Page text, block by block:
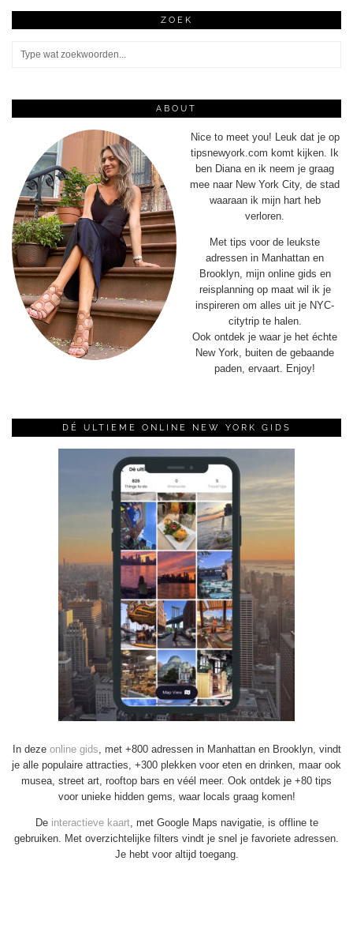
ZOEK
ABOUT
Nice to meet you! Leuk dat je op
tipsnewyork.com komt kijken. Ik
ben Diana en ik neem je graag
mee naar New York City, de stad
waaraan ik mijn hart heb
verloren.
Met tips voor de leukste
adressen in Manhattan en
Brooklyn, mijn online gids en
reisplanning op maat wil ik je
inspireren om alles uit je NYC-
citytrip te halen.
Ook ontdek je waar je het échte
New York, buiten de gebaande
paden, ervaart. Enjoy!
DÉ ULTIEME ONLINE NEW YORK GIDS
In deze online gids, met +800 adressen in Manhattan en Brooklyn, vindt
je alle populaire attracties, +300 plekken voor eten en drinken, maar ook
musea, street art, rooftop bars en véél meer. Ook ontdek je +80 tips
voor unieke hidden gems, waar locals graag komen!
De interactieve kaart, met Google Maps navigatie, is offline te
gebruiken. Met overzichtelijke filters vindt je snel je favoriete adressen.
Je hebt voor altijd toegang.